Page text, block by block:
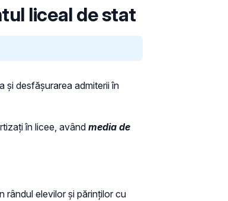
liceal de stat
și desfășurarea admiterii în
în licee, având media de
rândul elevilor și părinților cu